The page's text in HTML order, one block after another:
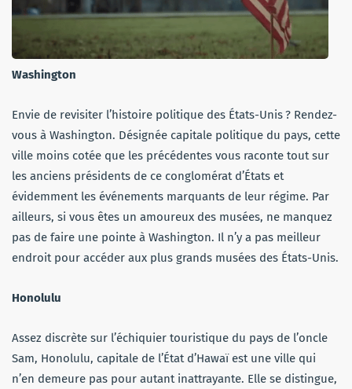
Washington
Envie de revisiter l’histoire politique des États-Unis ? Rendez-
vous à Washington. Désignée capitale politique du pays, cette
ville moins cotée que les précédentes vous raconte tout sur
les anciens présidents de ce conglomérat d’États et
évidemment les événements marquants de leur régime. Par
ailleurs, si vous êtes un amoureux des musées, ne manquez
pas de faire une pointe à Washington. Il n’y a pas meilleur
endroit pour accéder aux plus grands musées des États-Unis.
Honolulu
Assez discrète sur l’échiquier touristique du pays de l’oncle
Sam, Honolulu, capitale de l’État d’Hawaï est une ville qui
n’en demeure pas pour autant inattrayante. Elle se distingue,